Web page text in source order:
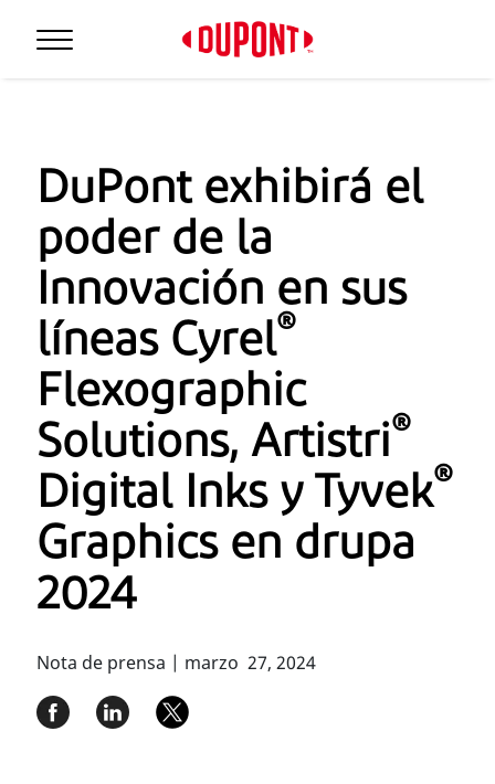
DuPont exhibirá el
poder de la
Innovación en sus
líneas Cyrel®
Flexographic
Solutions, Artistri®
Digital Inks y Tyvek®
Graphics en drupa
2024
Nota de prensa | marzo 27, 2024